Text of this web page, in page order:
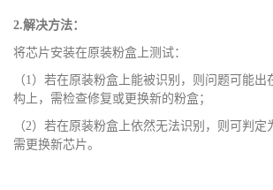
2.解决方法：
将芯片安装在原装粉盒上测试：
（1）若在原装粉盒上能被识别，则问题可能出
构上，需检查修复或更换新的粉盒；
（2）若在原装粉盒上依然无法识别，则可判定
需更换新芯片。